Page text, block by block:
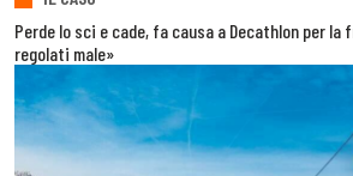
Perde lo sci e cade, fa causa a Decathlon per la
regolati male»